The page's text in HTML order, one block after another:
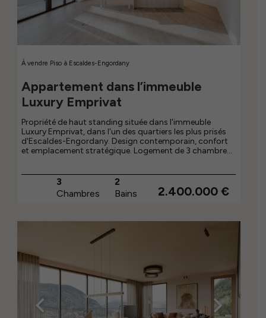
À vendre Piso à Escaldes-Engordany
Appartement dans l’immeuble
Luxury Emprivat
Propriété de haut standing située dans l'immeuble
Luxury Emprivat, dans l'un des quartiers les plus prisés
d'Escaldes-Engordany. Design contemporain, confort
et emplacement stratégique. Logement de 3 chambres
avec salon-salle à manger et cuisine ouverte, équipée
d'électroménager haut de gamme. Appartement
lumineux, avec des finitions de qualité visant à offrir
logement et de 2 places de parking. Situé dans un
environnement calme, avec un accès immédiat au
centre, aux services et aux commerces.
3
Chambres
2
Bains
2.400.000€